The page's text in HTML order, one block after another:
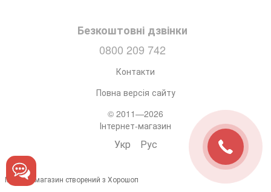
Безкоштовні дзвінки
0800 209 742
Контакти
Повна версія сайту
© 2011—2026
Інтернет-магазин
Укр Рус
Інтернет-магазин створений з Хорошоп